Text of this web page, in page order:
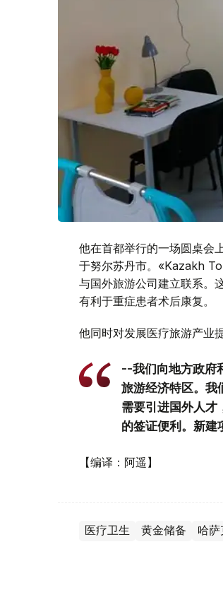
他在首都举行的一场圆桌会
于努尔苏丹市。«Kazakh
与国外旅游公司建立联系。
有利于重症患者术后康复。
他同时对发展医疗旅游产业
--我们向地方政府
旅游经济特区。我
需要引进国外人才
的签证便利。新建
【编译：阿遥】
医疗卫生 黄金储备 哈萨